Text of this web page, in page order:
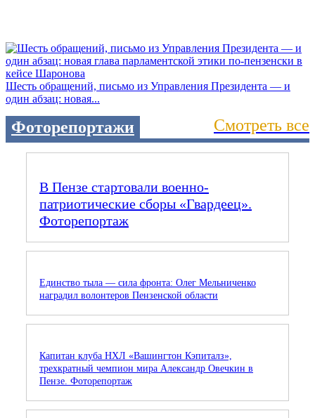
Шесть обращений, письмо из Управления Президента — и
один абзац: новая...
Фоторепортажи Смотреть все
В Пензе стартовали военно-
патриотические сборы «Гвардеец».
Фоторепортаж
Единство тыла — сила фронта: Олег Мельниченко
наградил волонтеров Пензенской области
Капитан клуба НХЛ «Вашингтон Кэпиталз»,
трехкратный чемпион мира Александр Овечкин в
Пензе. Фоторепортаж